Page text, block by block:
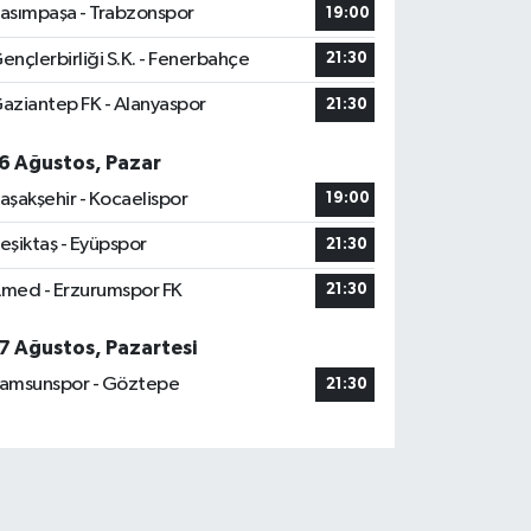
- Trabzonspor 19:00
S.K. - Fenerbahçe 21:30
FK - Alanyaspor 21:30
Ağustos, Pazar
- Kocaelispor
19:00
- Eyüpspor 21:30
- Erzurumspor FK 21:30
Ağustos, Pazartesi
- Göztepe
21:30